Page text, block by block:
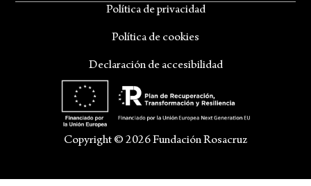
Política de privacidad
Política de cookies
Declaración de accesibilidad
Copyright © 2026 Fundación Rosacruz